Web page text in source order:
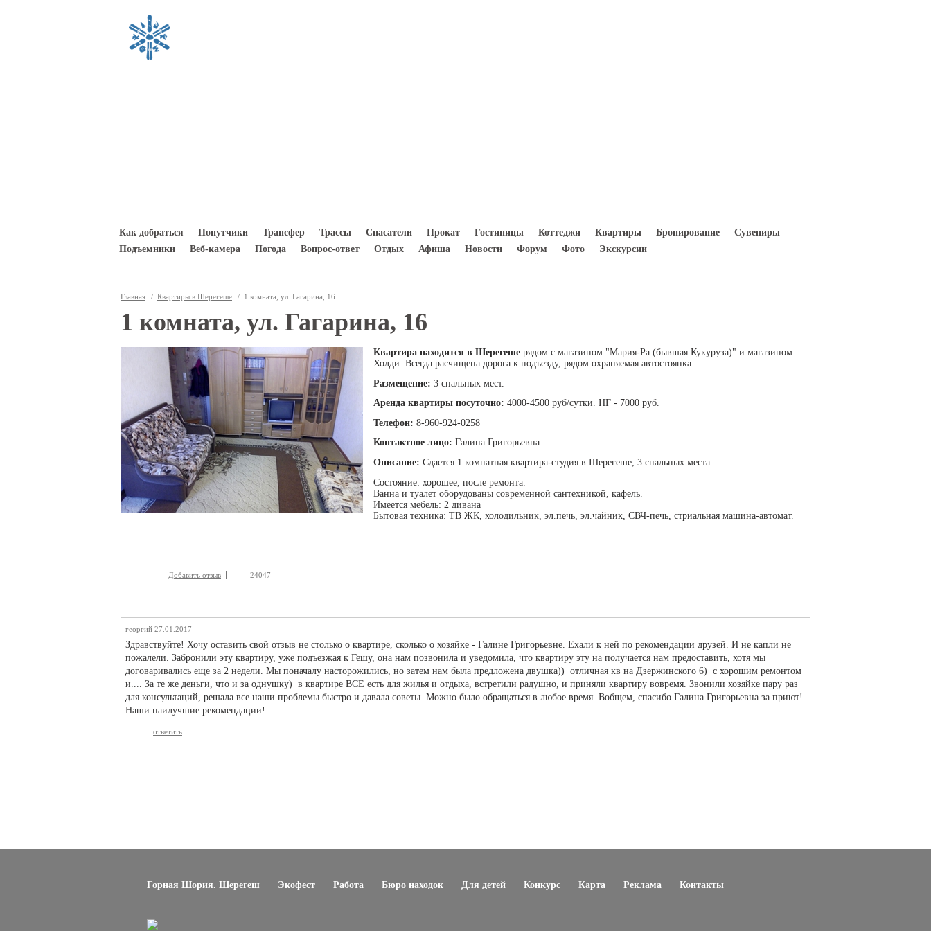
Как добраться Попутчики Трансфер Трассы Спасатели Прокат Гостиницы Коттеджи Квартиры Бронирование
Сувениры
Подъемники
Веб-камера Погода Вопрос-ответ Отдых Афиша Новости Форум Фото Экскурсии
Вы здесь
Главная / Квартиры в Шерегеше / 1 комната, ул. Гагарина, 16
1 комната, ул. Гагарина, 16
Квартира находится в Шерегеше рядом с магазином "Мария-Ра (бывшая Кукуруза)" и магазином
Холди. Всегда расчищена дорога к подъезду, рядом охраняемая автостоянка.
Размещение: 3 спальных мест.
Аренда квартиры посуточно: 4000-4500 руб/сутки. НГ - 7000 руб.
Телефон: 8-960-924-0258
Контактное лицо: Галина Григорьевна.
Описание: Сдается 1 комнатная квартира-студия в Шерегеше, 3 спальных места.
Состояние: хорошее, после ремонта.
Ванна и туалет оборудованы современной сантехникой, кафель.
Имеется мебель: 2 дивана
Бытовая техника: ТВ ЖК, холодильник, эл.печь, эл.чайник, СВЧ-печь, стриальная машина-автомат.
Добавить отзыв 24047
георгий 27.01.2017
Здравствуйте! Хочу оставить свой отзыв не столько о квартире, сколько о хозяйке - Галине Григорьевне. Ехали к ней по рекомендации друзей. И не капли не
пожалели. Забронили эту квартиру, уже подъезжая к Гешу, она нам позвонила и уведомила, что квартиру эту на получается нам предоставить, хотя мы
договаривались еще за 2 недели. Мы поначалу насторожились, но затем нам была предложена двушка)) отличная кв на Дзержинского 6) с хорошим ремонтом
и.... За те же деньги, что и за однушку) в квартире ВСЕ есть для жилья и отдыха, встретили радушно, и приняли квартиру вовремя. Звонили хозяйке пару раз
для консультаций, решала все наши проблемы быстро и давала советы. Можно было обращаться в любое время. Вобщем, спасибо Галина Григорьевна за приют!
Наши наилучшие рекомендации!
ответить
Горная Шория. Шерегеш Экофест Работа Бюро находок Для детей Конкурс Карта Реклама Контакты